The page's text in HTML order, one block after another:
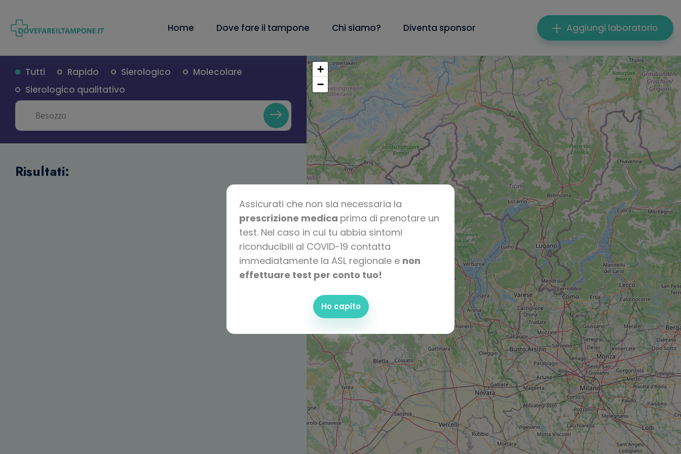
Assicurati che non sia necessaria la
prescrizione medica prima di prenotare un
test. Nel caso in cui tu abbia sintomi
riconducibili al COVID-19 contatta
immediatamente la ASL regionale e non
effettuare test per conto tuo!
Ho capito
Home Dove fare il tampone Chi siamo? Diventa sponsor Aggiungi laboratorio
Tutti Rapido Sierologico
Molecolare
Sierologico qualitativo
Risultati:
+
−